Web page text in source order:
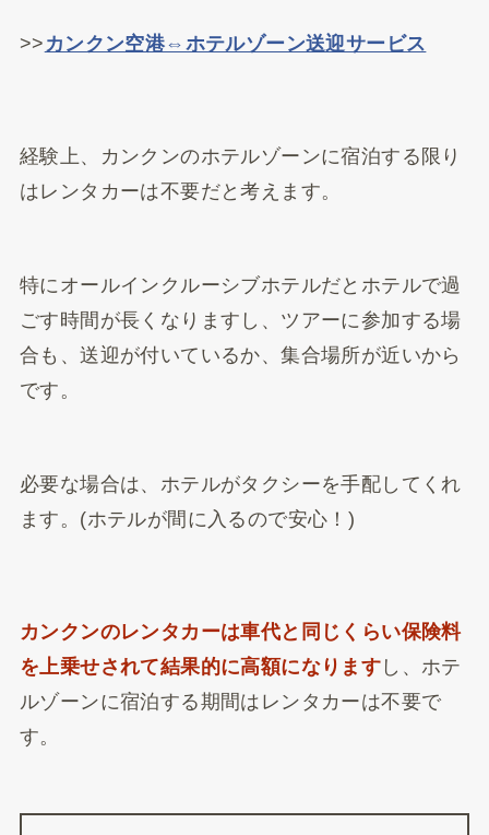
>> カンクン空港⇔ホテルゾーン送迎サービス
経験上、カンクンのホテルゾーンに宿泊する限り
はレンタカーは不要だと考えます。
特にオールインクルーシブホテルだとホテルで過
ごす時間が長くなりますし、ツアーに参加する場
合も、送迎が付いているか、集合場所が近いから
です。
必要な場合は、ホテルがタクシーを手配してくれ
ます。(ホテルが間に入るので安心！)
カンクンのレンタカーは車代と同じくらい保険料
を上乗せされて結果的に高額になります し、ホテ
ルゾーンに宿泊する期間はレンタカーは不要で
す。